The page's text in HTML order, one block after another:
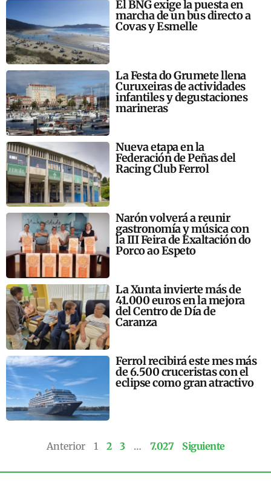
El BNG exige la puesta en
marcha de un bus directo a
Covas y Esmelle
La Festa do Grumete llena
Curuxeiras de actividades
infantiles y degustaciones
marineras
Nueva etapa en la
Federación de Peñas del
Racing Club Ferrol
Narón volverá a reunir
gastronomía y música con
la III Feira de Exaltación do
Porco ao Espeto
La Xunta invierte más de
41.000 euros en la mejora
del Centro de Día de
Caranza
Ferrol recibirá este mes más
de 6.500 cruceristas con el
eclipse como gran atractivo
Anterior 1 2 3 … 7.027 Siguiente